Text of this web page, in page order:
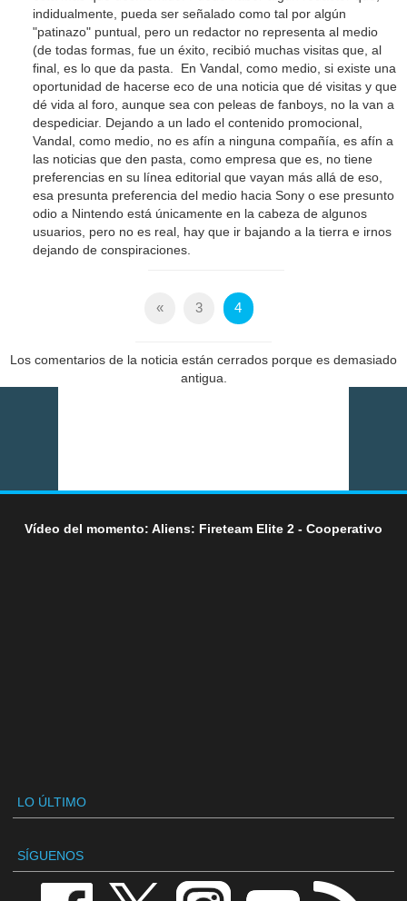
indidualmente, pueda ser señalado como tal por algún
"patinazo" puntual, pero un redactor no representa al medio
(de todas formas, fue un éxito, recibió muchas visitas que, al
final, es lo que da pasta. En Vandal, como medio, si existe una
oportunidad de hacerse eco de una noticia que dé visitas y que
dé vida al foro, aunque sea con peleas de fanboys, no la van a
despediciar. Dejando a un lado el contenido promocional,
Vandal, como medio, no es afín a ninguna compañía, es afín a
las noticias que den pasta, como empresa que es, no tiene
preferencias en su línea editorial que vayan más allá de eso,
esa presunta preferencia del medio hacia Sony o ese presunto
odio a Nintendo está únicamente en la cabeza de algunos
usuarios, pero no es real, hay que ir bajando a la tierra e irnos
dejando de conspiraciones.
« 3 4
Los comentarios de la noticia están cerrados porque es demasiado
antigua.
Vídeo del momento: Aliens: Fireteam Elite 2 - Cooperativo
LO ÚLTIMO
SÍGUENOS